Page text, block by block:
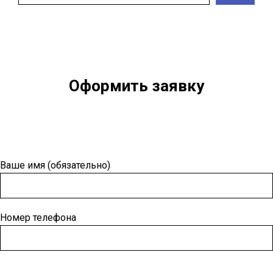
Оформить заявку
Ваше имя (обязательно)
Номер телефона